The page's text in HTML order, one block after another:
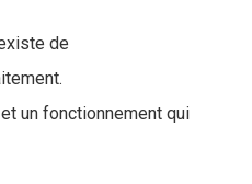
de
un fonctionnement qui